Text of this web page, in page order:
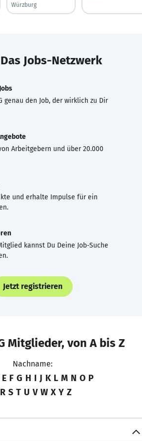
Würzburg
Das Jobs-Netzwerk
genau den Job, der wirklich zu Dir
Arbeitgebern und über 20.000
und erhalte Impulse für ein
kannst Du Deine Job-Suche
Jetzt registrieren
Mitglieder, von A bis Z
Nachname:
E F G H I J K L M N O P
R S T U V W X Y Z